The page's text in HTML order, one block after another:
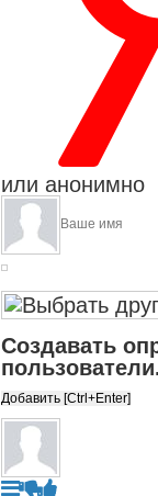
или анонимно
Создавать